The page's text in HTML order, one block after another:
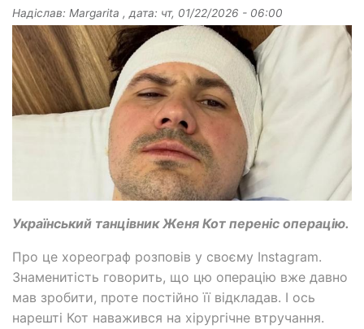
Надіслав: Margarita , дата: чт, 01/22/2026 - 06:00
Український танцівник Женя Кот переніс операцію.
Про це хореограф розповів у своєму Instagram.
Знаменитість говорить, що цю операцію вже давно
мав зробити, проте постійно її відкладав. І ось
нарешті Кот наважився на хірургічне втручання.